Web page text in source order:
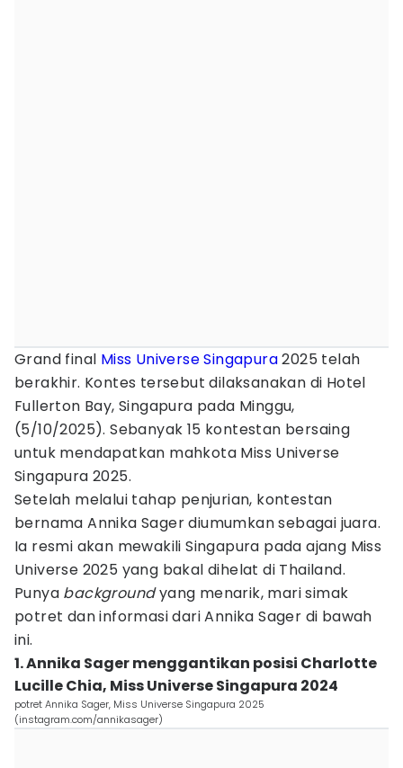
Grand final Miss UniverseSingapura2025 telah
berakhir. Kontes tersebut dilaksanakan di Hotel
Fullerton Bay, Singapura pada Minggu,
(5/10/2025). Sebanyak 15 kontestan bersaing
untuk mendapatkan mahkota Miss Universe
Singapura 2025.
Setelah melalui tahap penjurian, kontestan
bernama Annika Sager diumumkan sebagai juara.
Ia resmi akan mewakili Singapura pada ajang Miss
Universe 2025 yang bakal dihelat di Thailand.
Punya backgroundyang menarik, mari simak
potret dan informasi dari Annika Sager di bawah
ini.
1. Annika Sager menggantikan posisi Charlotte
Lucille Chia, Miss Universe Singapura 2024
potret Annika Sager, Miss Universe Singapura 2025
(instagram.com/annikasager)